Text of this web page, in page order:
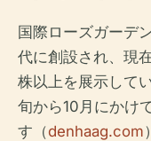
国際ローズガーデ
代に創設され、現
株以上を展示して
旬から10月にかけ
す（denhaag.com